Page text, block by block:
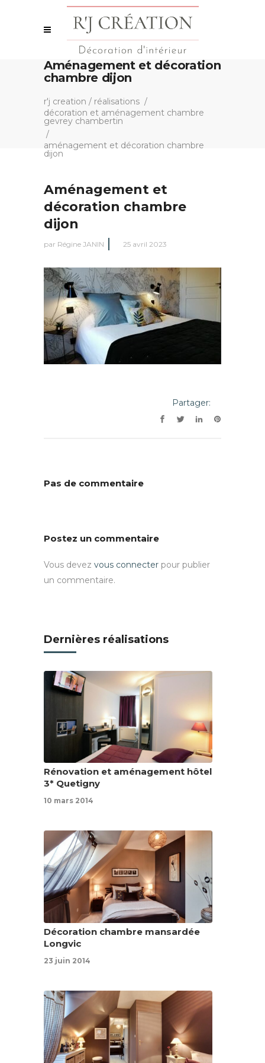
Aménagement et décoration
chambre dijon
r'j creation / réalisations /
décoration et aménagement chambre
gevrey chambertin
/
aménagement et décoration chambre
dijon
Aménagement et
décoration chambre
dijon
par Régine JANIN 25 avril 2023
Partager:
Pas de commentaire
Postez un commentaire
Vous devez vous connecter pour publier
un commentaire.
Dernières réalisations
Rénovation et aménagement hôtel
3* Quetigny
10 mars 2014
Décoration chambre mansardée
Longvic
23 juin 2014